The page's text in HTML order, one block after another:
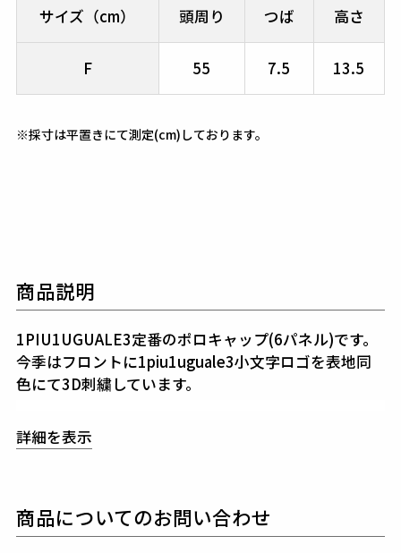
サイズ（cm） 頭周り つば 高さ
F 55 7.5 13.5
※採寸は平置きにて測定(cm)しております。
商品説明
1PIU1UGUALE3定番のポロキャップ(6パネル)です。
今季はフロントに1piu1uguale3小文字ロゴを表地同
色にて3D刺繍しています。
素材
高級人工皮革(ヌバック)です。
特殊な特許技術により
タッチは天然皮革に非常に近く、肌触りも滑らかで
詳細を表示
商品についてのお問い合わせ